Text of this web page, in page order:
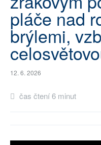
TÉMATA
NEJČTENĚJŠÍ ZA 7 DNÍ
pláče nad
brýlemi,
12. 6. 2026
čas čtení 6 minut